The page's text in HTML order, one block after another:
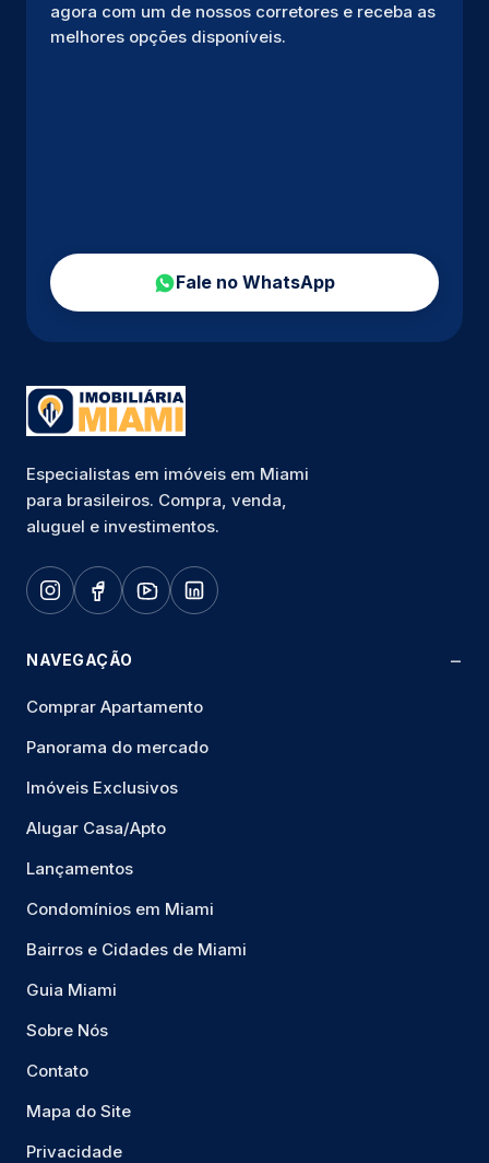
agora com um de nossos corretores e receba as
melhores opções disponíveis.
Fale no WhatsApp
Especialistas em imóveis em Miami
para brasileiros. Compra, venda,
aluguel e investimentos.
NAVEGAÇÃO
Comprar Apartamento
Panorama do mercado
Imóveis Exclusivos
Alugar Casa/Apto
Lançamentos
Condomínios em Miami
Bairros e Cidades de Miami
Guia Miami
Sobre Nós
Contato
Mapa do Site
Privacidade